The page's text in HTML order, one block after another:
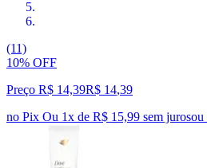
(11)
10% OFF
Preço R$ 14,39R$ 14,39
no Pix Ou 1x de R$ 15,99 sem jurosou